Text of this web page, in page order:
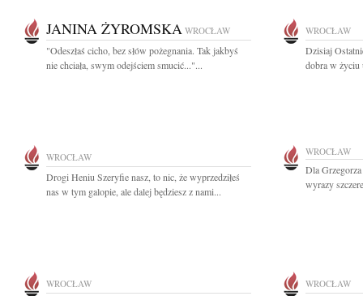
JANINA ŻYROMSKA WROCŁAW
"Odeszłaś cicho, bez słów pożegnania. Tak jakbyś
nie chciała, swym odejściem smucić..."...
WROCŁAW
Dzisiaj
dobra w życiu
WROCŁAW
Drogi Heniu Szeryfie nasz, to nic, że wyprzedziłeś
nas w tym galopie, ale dalej będziesz z nami...
WROCŁAW
Dla
wyrazy
WROCŁAW WROCŁAW